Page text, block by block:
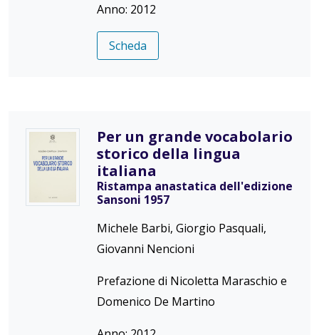
Anno: 2012
Scheda
Per un grande vocabolario
storico della lingua
italiana
Ristampa anastatica dell'edizione
Sansoni 1957
Michele Barbi, Giorgio Pasquali,
Giovanni Nencioni
Prefazione di Nicoletta Maraschio e
Domenico De Martino